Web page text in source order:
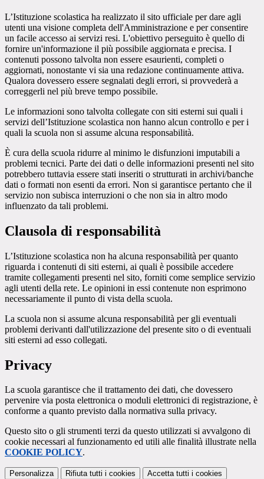
L’Istituzione scolastica ha realizzato il sito ufficiale per dare agli
utenti una visione completa dell'Amministrazione e per consentire
un facile accesso ai servizi resi. L'obiettivo perseguito è quello di
fornire un'informazione il più possibile aggiornata e precisa. I
contenuti possono talvolta non essere esaurienti, completi o
aggiornati, nonostante vi sia una redazione continuamente attiva.
Qualora dovessero essere segnalati degli errori, si provvederà a
correggerli nel più breve tempo possibile.
Le informazioni sono talvolta collegate con siti esterni sui quali i
servizi dell’Istituzione scolastica non hanno alcun controllo e per i
quali la scuola non si assume alcuna responsabilità.
È cura della scuola ridurre al minimo le disfunzioni imputabili a
problemi tecnici. Parte dei dati o delle informazioni presenti nel sito
potrebbero tuttavia essere stati inseriti o strutturati in archivi/banche
dati o formati non esenti da errori. Non si garantisce pertanto che il
servizio non subisca interruzioni o che non sia in altro modo
influenzato da tali problemi.
Clausola di responsabilità
L’Istituzione scolastica non ha alcuna responsabilità per quanto
riguarda i contenuti di siti esterni, ai quali è possibile accedere
tramite collegamenti presenti nel sito, forniti come semplice servizio
agli utenti della rete. Le opinioni in essi contenute non esprimono
necessariamente il punto di vista della scuola.
La scuola non si assume alcuna responsabilità per gli eventuali
problemi derivanti dall'utilizzazione del presente sito o di eventuali
siti esterni ad esso collegati.
Privacy
La scuola garantisce che il trattamento dei dati, che dovessero
pervenire via posta elettronica o moduli elettronici di registrazione, è
conforme a quanto previsto dalla normativa sulla privacy.
Questo sito o gli strumenti terzi da questo utilizzati si avvalgono di
cookie necessari al funzionamento ed utili alle finalità illustrate nella
COOKIE POLICY.
Personalizza Rifiuta tutti i cookies Accetta tutti i cookies